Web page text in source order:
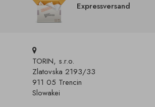
Expressversand
TORIN, s.r.o.
Zlatovska 2193/33
911 05 Trencin
Slowakei